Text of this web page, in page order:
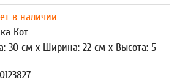
в наличии
Кот
30 см x Ширина: 22 см x Высота: 5